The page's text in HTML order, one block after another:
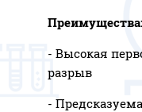
Преимущества:
- Высокая
разрыв
-